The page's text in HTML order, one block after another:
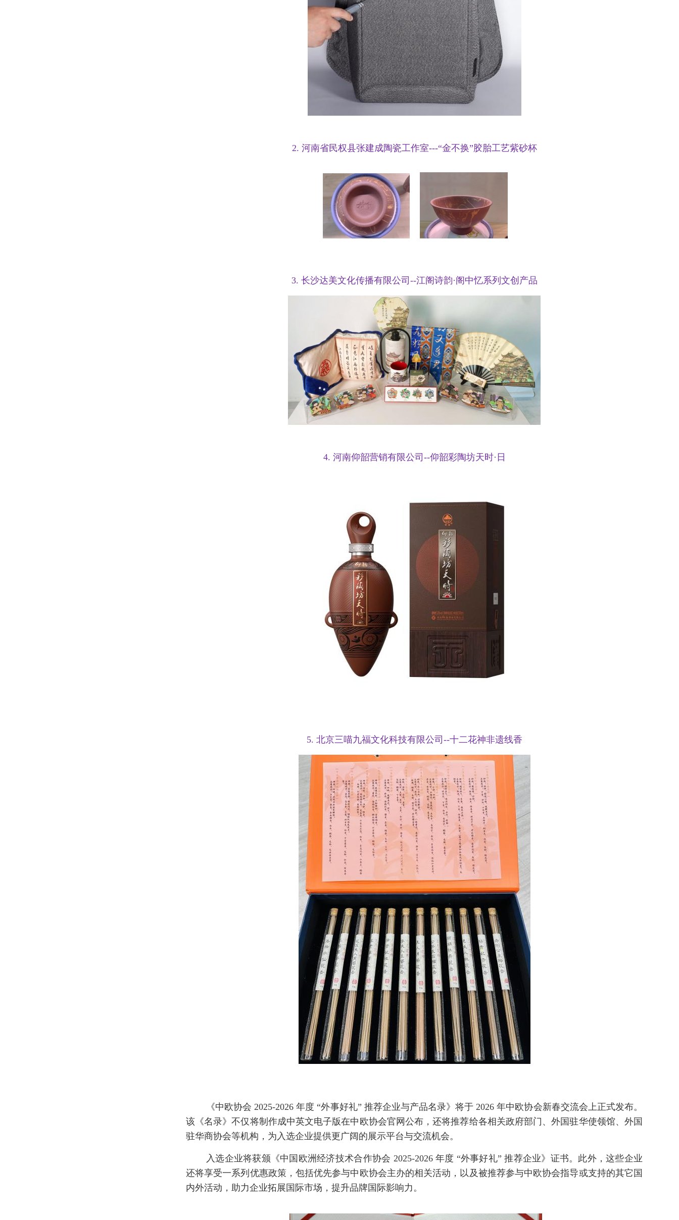
2. 河南省民权县张建成陶瓷工作室---“金不换”胶胎工艺紫砂杯
3. 长沙达美文化传播有限公司--江阁诗韵·阁中忆系列文创产品
4. 河南仰韶营销有限公司--仰韶彩陶坊天时·日
5. 北京三喵九福文化科技有限公司--十二花神非遗线香
《中欧协会 2025-2026 年度 “外事好礼” 推荐企业与产品名录》将于 2026 年中欧协会新春交流会上正式发布。
该《名录》不仅将制作成中英文电子版在中欧协会官网公布，还将推荐给各相关政府部门、外国驻华使领馆、外国
驻华商协会等机构，为入选企业提供更广阔的展示平台与交流机会。
入选企业将获颁《中国欧洲经济技术合作协会 2025-2026 年度 “外事好礼” 推荐企业》证书。此外，这些企业
还将享受一系列优惠政策，包括优先参与中欧协会主办的相关活动，以及被推荐参与中欧协会指导或支持的其它国
内外活动，助力企业拓展国际市场，提升品牌国际影响力。